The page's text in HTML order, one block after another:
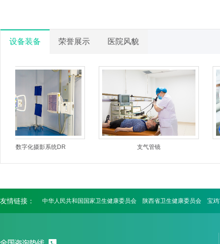
设备装备 荣誉展示 医院风貌
接数字化摄影系统DR 支气管镜
友情链接： 中华人民共和国国家卫生健康委员会 陕西省卫生健康委员会 宝